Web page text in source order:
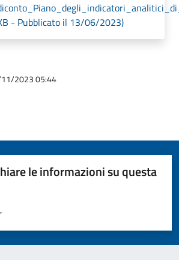
- Pubblicato il 13/06/2023)
11/2023 05:44
le informazioni su questa
pagina
5 stelle su 5
stelle su 5
su 5
5